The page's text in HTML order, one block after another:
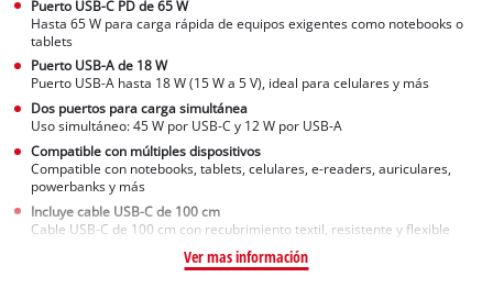
Puerto USB-C PD de 65 W
Hasta 65 W para carga rápida de equipos exigentes como notebooks o
tablets
Puerto USB-A de 18 W
Puerto USB-A hasta 18 W (15 W a 5 V), ideal para celulares y más
Dos puertos para carga simultánea
Uso simultáneo: 45 W por USB-C y 12 W por USB-A
Compatible con múltiples dispositivos
Compatible con notebooks, tablets, celulares, e-readers, auriculares,
powerbanks y más
Incluye cable USB-C de 100 cm
Cable USB-C de 100 cm con recubrimiento textil, resistente y flexible
Ver mas información